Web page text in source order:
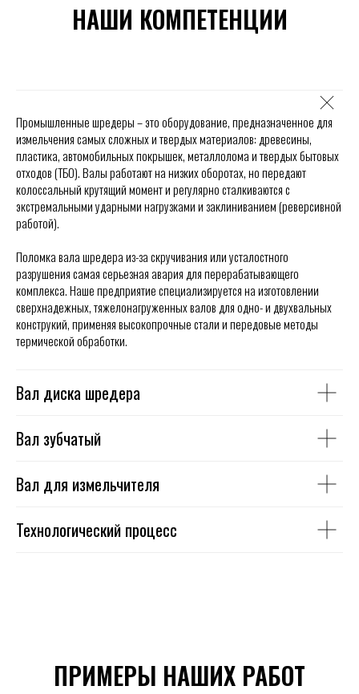
НАШИ КОМПЕТЕНЦИИ
Промышленные шредеры – это оборудование, предназначенное для
измельчения самых сложных и твердых материалов: древесины,
пластика, автомобильных покрышек, металлолома и твердых бытовых
отходов (ТБО). Валы работают на низких оборотах, но передают
колоссальный крутящий момент и регулярно сталкиваются с
экстремальными ударными нагрузками и заклиниванием (реверсивной
работой).
Поломка вала шредера из-за скручивания или усталостного
разрушения самая серьезная авария для перерабатывающего
комплекса. Наше предприятие специализируется на изготовлении
сверхнадежных, тяжелонагруженных валов для одно- и двухвальных
конструкий, применяя высокопрочные стали и передовые методы
термической обработки.
Вал диска шредера
Вал зубчатый
Вал для измельчителя
Технологический процесс
ПРИМЕРЫ НАШИХ РАБОТ